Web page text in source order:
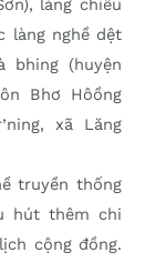
làng chiếu
làng nghề dệt
bhing (huyện
Bhơ Hôồng
xã Lăng
truyền thống
hút thêm chi
cộng đồng.